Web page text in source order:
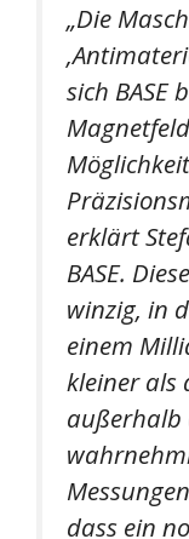
„Die
sich BASE
erklärt
BASE.
winzig, in
einem
kleiner als
außerhalb
dass ein